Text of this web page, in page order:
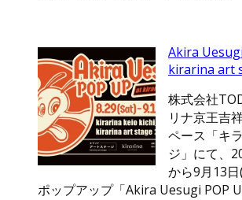
Akira
kirarina art
株式会社
リナ京王吉
ペース「キ
ジ」にて、
から9月13
ポップアップ「Akira Uesugi POP